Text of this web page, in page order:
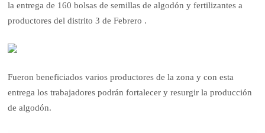
la entrega de 160 bolsas de semillas de algodón y fertilizantes a
productores del distrito 3 de Febrero .
Fueron beneficiados varios productores de la zona y con esta
entrega los trabajadores podrán fortalecer y resurgir la producción
de algodón.